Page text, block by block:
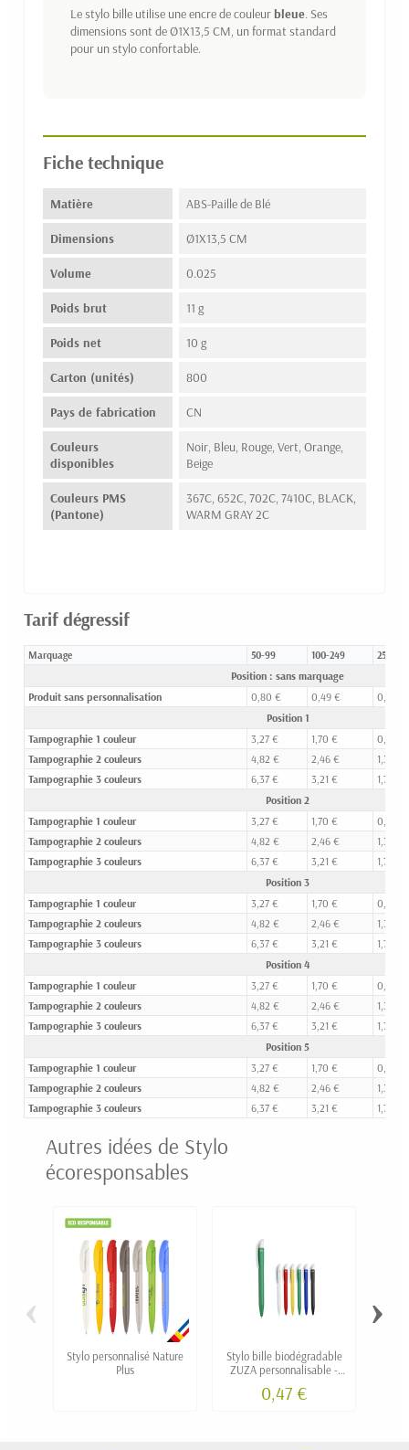
Le stylo bille utilise une encre de couleurbleue. Ses
dimensions sont de Ø1X13,5 CM, un format standard
pour un stylo confortable.
Fiche technique
Matière ABS-Paille de Blé
Dimensions Ø1X13,5 CM
Volume 0.025
Poids brut 11 g
Poids net 10 g
Carton (unités) 800
Pays de fabrication CN
Couleurs
disponibles
Noir, Bleu, Rouge, Vert, Orange,
Beige
Couleurs PMS
(Pantone)
367C, 652C, 702C, 7410C, BLACK,
WARM GRAY 2C
Tarif dégressif
Marquage 50-99 100-249 250-
Position : sans marquage
Produit sans personnalisation
0,80 € 0,49 €
0,30 €
Position 1
Tampographie 1 couleur
3,27 € 1,70 €
0,93 €
Tampographie 2 couleurs
4,82 € 2,46 €
1,32 €
Tampographie 3 couleurs
6,37 € 3,21 €
1,71 €
Position 2
Tampographie 1 couleur
3,27 € 1,70 €
0,93 €
Tampographie 2 couleurs
4,82 € 2,46 €
1,32 €
Tampographie 3 couleurs
6,37 € 3,21 €
1,71 €
Position 3
Tampographie 1 couleur
3,27 € 1,70 €
0,93 €
Tampographie 2 couleurs
4,82 € 2,46 €
1,32 €
Tampographie 3 couleurs
6,37 € 3,21 €
1,71 €
Position 4
Tampographie 1 couleur
3,27 € 1,70 €
0,93 €
Tampographie 2 couleurs
4,82 € 2,46 €
1,32 €
Tampographie 3 couleurs
6,37 € 3,21 €
1,71 €
Position 5
Tampographie 1 couleur
3,27 € 1,70 €
0,93 €
Tampographie 2 couleurs
4,82 € 2,46 €
1,32 €
Tampographie 3 couleurs
6,37 € 3,21 € 1,71 €
Autres idées de Stylo
écoresponsables
Stylo personnalisé Nature
Plus
Stylo bille biodégradable
ZUZA personnalisable -
0,47 €
‹ ›